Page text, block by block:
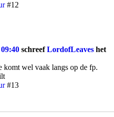
#12
schreefLordofLeaves het
komt wel vaak langs op de fp.
#13